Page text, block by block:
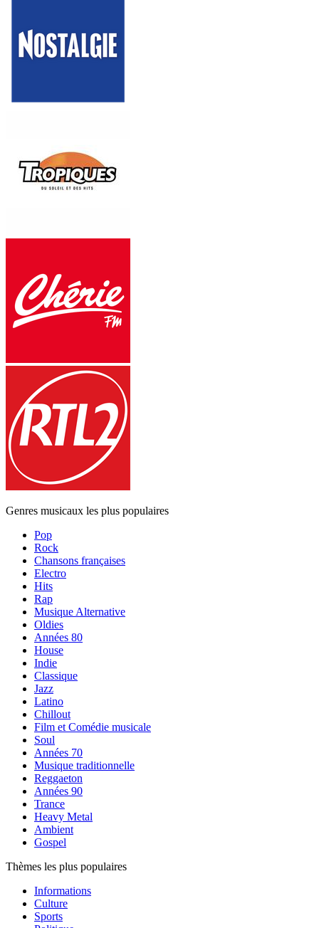
Genres musicaux les plus populaires
Pop
Rock
Chansons françaises
Electro
Hits
Rap
Musique Alternative
Oldies
Années 80
House
Indie
Classique
Jazz
Latino
Chillout
Film et Comédie musicale
Soul
Années 70
Musique traditionnelle
Reggaeton
Années 90
Trance
Heavy Metal
Ambient
Gospel
Thèmes les plus populaires
Informations
Culture
Sports